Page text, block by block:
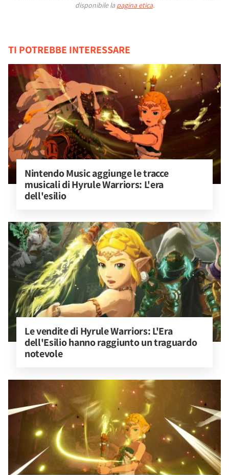
disponibile la pagina etica.
TI POTREBBE INTERESSARE
Nintendo Music aggiunge le tracce
musicali di Hyrule Warriors: L'era
dell'esilio
Le vendite di Hyrule Warriors: L'Era
dell'Esilio hanno raggiunto un traguardo
notevole